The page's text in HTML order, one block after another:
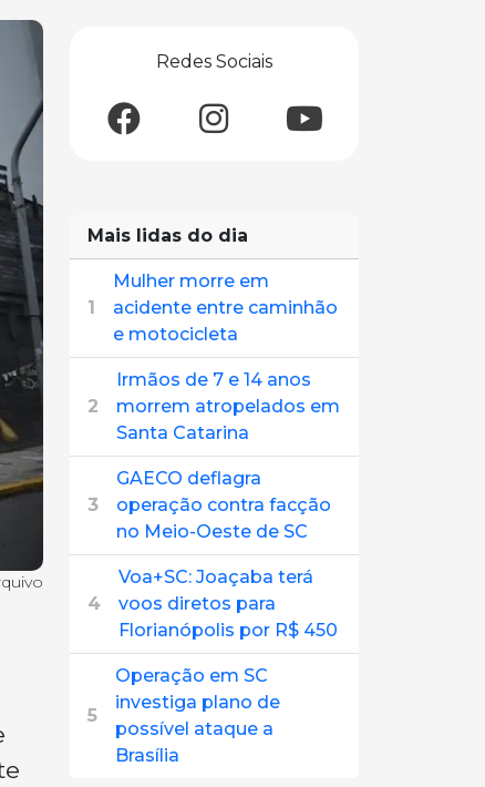
Redes Sociais
Mais lidas do dia
1
Mulher morre em
acidente entre caminhão
e motocicleta
2
Irmãos de 7 e 14 anos
morrem atropelados em
Santa Catarina
3
GAECO deflagra
operação contra facção
no Meio-Oeste de SC
4
Voa+SC: Joaçaba terá
voos diretos para
Florianópolis por R$ 450
5
Operação em SC
investiga plano de
possível ataque a
Brasília